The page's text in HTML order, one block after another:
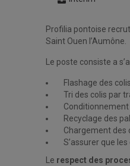
Profilia pontoise
Saint Ouen l’Aumône.
Le poste consiste a
Flashage des colis
Tri des colis par
Recyclage des
Chargement des
S’assurer que
Le respect des